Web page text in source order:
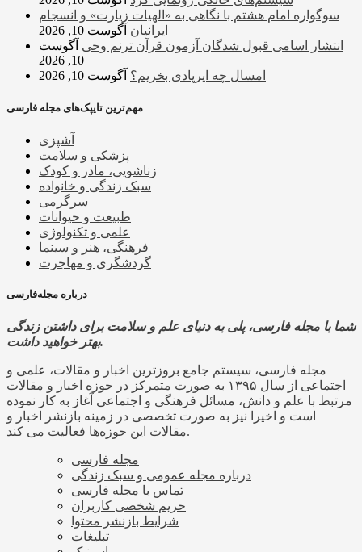
سوگواره امام هشتم با نگاهی به «الهیات زیارت» و انسجام
ایرانیان آگوست 10, 2026
انتشار اسامی قبول شدگان آزمون قرآن ترنم وحی آگوست
10, 2026
امسال چه ایرپادی بخریم؟ آگوست 10, 2026
مهم‌ترین تایپک‌های مجله فارسی
آشپزی
پزشکی و سلامت
زناشویی، مادر و کودک
سبک زندگی و خانواده
سرگرمی
طبیعت و حیوانات
علمی و تکنولوژی
فرهنگی، هنر و سینما
گردشگری و مهاجرت
درباره مجله‌فارسی
شما با مجله فارسی، پلی به دنیای علم و سلامت برای داشتن زندگی
بهتر خواهید داشت.
مجله فارسی، سیستم جامع بروزترین اخبار و مقالات، علمی و
اجتماعی از سال ۱۳۹۵ به صورت متمرکز در حوزه اخبار و مقالات
مرتبط با علم و دانش، مسائل فرهنگی و اجتماعی آغاز به کار نموده
است و اخیرا نیز به صورت تخصصی در زمینه بازنشر اخبار و
مقالات این حوزه‌ها فعالیت می کند.
مجله فارسی
درباره مجله عمومی و سبک زندگی
تماس با مجله فارسی
حریم شخصی کاربران
شرایط بازنشر محتوا
تبلیغات